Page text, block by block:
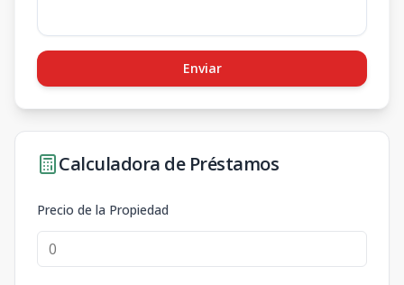
Enviar
Calculadora de Préstamos
Precio de la Propiedad